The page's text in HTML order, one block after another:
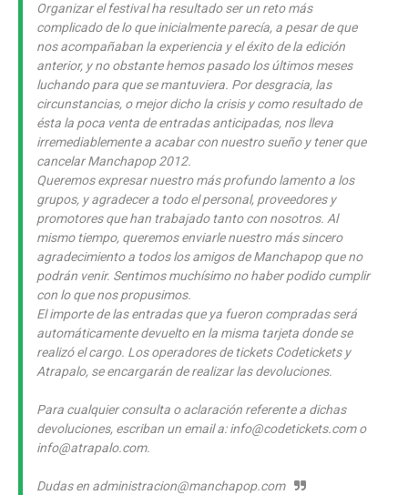
Organizar el festival ha resultado ser un reto más
complicado de lo que inicialmente parecía, a pesar de que
nos acompañaban la experiencia y el éxito de la edición
anterior, y no obstante hemos pasado los últimos meses
luchando para que se mantuviera. Por desgracia, las
circunstancias, o mejor dicho la crisis y como resultado de
ésta la poca venta de entradas anticipadas, nos lleva
irremediablemente a acabar con nuestro sueño y tener que
cancelar Manchapop 2012.
Queremos expresar nuestro más profundo lamento a los
grupos, y agradecer a todo el personal, proveedores y
promotores que han trabajado tanto con nosotros. Al
mismo tiempo, queremos enviarle nuestro más sincero
agradecimiento a todos los amigos de Manchapop que no
podrán venir. Sentimos muchísimo no haber podido cumplir
con lo que nos propusimos.
El importe de las entradas que ya fueron compradas será
automáticamente devuelto en la misma tarjeta donde se
realizó el cargo. Los operadores de tickets Codetickets y
Atrapalo, se encargarán de realizar las devoluciones.
Para cualquier consulta o aclaración referente a dichas
devoluciones, escriban un email a: info@codetickets.com o
info@atrapalo.com.
Dudas en administracion@manchapop.com